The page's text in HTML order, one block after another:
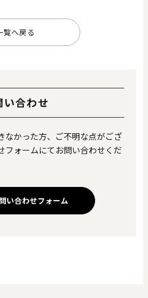
覧へ戻る
い合わせ
なかった方、ご不明な点がござ
フォームにてお問い合わせくだ
い合わせフォーム